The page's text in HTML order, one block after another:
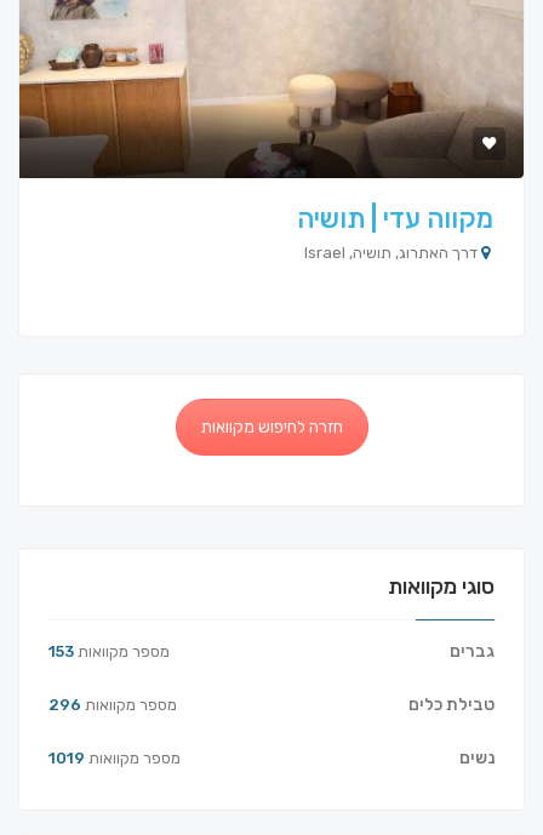
מקווה עדי | תושיה
דרך האתרוג, תושיה, Israel
חזרה לחיפוש מקוואות
סוגי מקוואות
גברים 153 מספר מקוואות
טבילת כלים 296 מספר מקוואות
נשים 1019 מספר מקוואות